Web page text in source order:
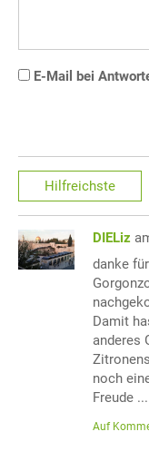
E-Mail bei
Hilfreichste
DIELiz
danke
Damit
anderes
noch
Freude
Auf